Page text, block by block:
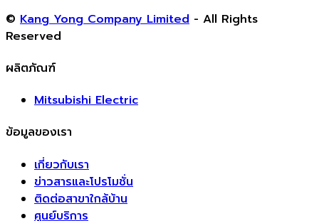
© Kang Yong Company Limited - All Rights
Reserved
ผลิตภัณฑ์
Mitsubishi Electric
ข้อมูลของเรา
เกี่ยวกับเรา
ข่าวสารและโปรโมชั่น
ติดต่อสาขาใกล้บ้าน
ศูนย์บริการ